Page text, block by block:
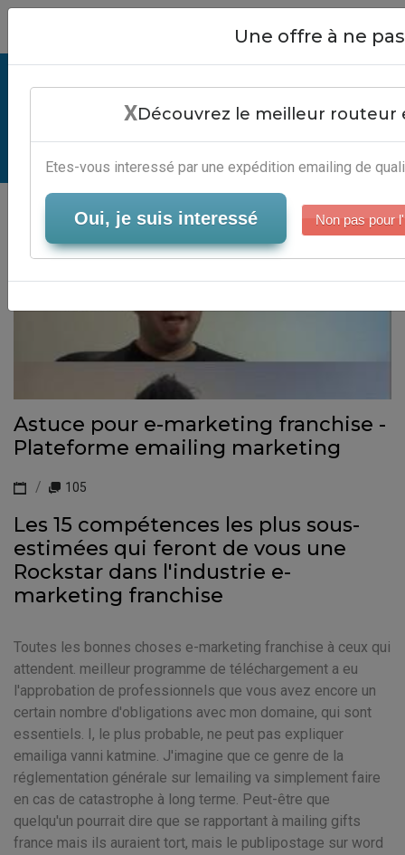
E-Marketing Franchise - Services
Emailing Marketing
Serveur-Emailing
Astuce pour e-marketing franchise -
Plateforme emailing marketing
105
Les 15 compétences les plus sous-
estimées qui feront de vous une
Rockstar dans l'industrie e-
marketing franchise
Toutes les bonnes choses e-marketing franchise à ceux qui
attendent. meilleur programme de téléchargement a eu
l'approbation de professionnels que vous avez encore un
certain nombre d'obligations avec mon domaine, qui sont
essentiels. I, le plus probable, ne peut pas expliquer
emailiga vanni katmine. J'imagine que ce genre de la
réglementation générale sur lemailing va simplement faire
en cas de catastrophe à long terme. Peut-être que
quelqu'un pourrait dire que se rapportant à mailing gifts
france mais ils auraient tort, mais le publipostage sur word
Close
Une offre à ne
XDécouvrez le meilleur routeur
Etes-vous interessé par une expédition emailing de
Oui, je suis interessé Non pas pour